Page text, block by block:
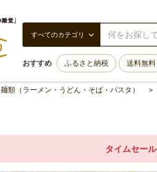
すべてのカテゴリ
おすすめ ふるさと納税 送料無料
麺類（ラーメン・うどん・そば・パスタ）
タイムセール